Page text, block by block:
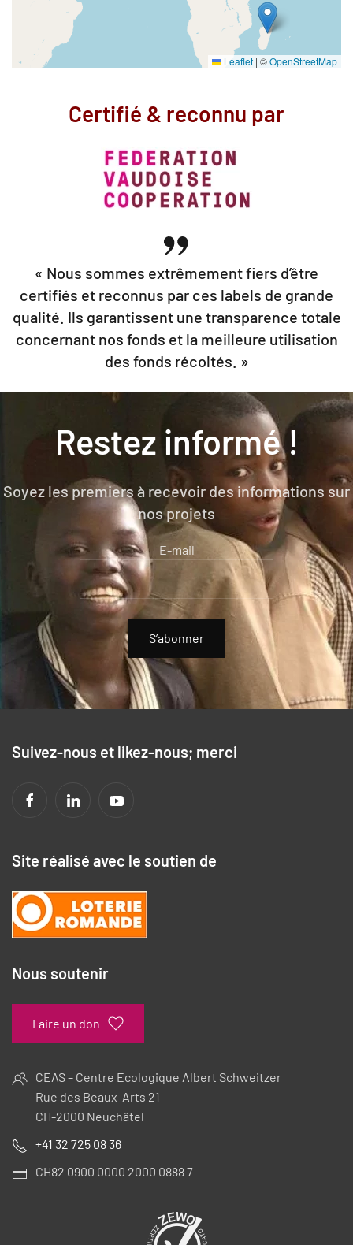
Leaflet | ©OpenStreetMap
Certifié & reconnu par
« Nous sommes extrêmement fiers d’être
certifiés et reconnus par ces labels de grande
qualité. Ils garantissent une transparence totale
concernant nos fonds et la meilleure utilisation
des fonds récoltés. »
Restez informé !
Soyez les premiers à recevoir des informations sur
nos projets
E-mail
S’abonner
Suivez-nous et likez-nous; merci
Site réalisé avec le soutien de
Nous soutenir
Faire un don
CEAS – Centre Ecologique Albert Schweitzer
Rue des Beaux-Arts 21
CH-2000 Neuchâtel
+41 32 725 08 36
CH82 0900 0000 2000 0888 7